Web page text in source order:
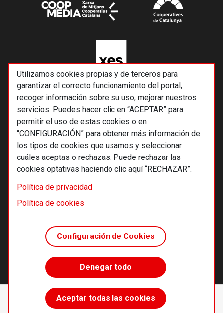
Utilizamos cookies propias y de terceros para
garantizar el correcto funcionamiento del portal,
recoger información sobre su uso, mejorar nuestros
servicios. Puedes hacer clic en “ACEPTAR” para
permitir el uso de estas cookies o en
“CONFIGURACIÓN” para obtener más información de
los tipos de cookies que usamos y seleccionar
cuáles aceptas o rechazas. Puede rechazar las
cookies optativas haciendo clic aquí “RECHAZAR”.
Política de privacidad
Política de cookies
Configuración de Cookies
Denegar todo
Aceptar todas las cookies
Accede sin límites
desde 55 €/año
Suscríbete
© 2026 Alternativas económicas SCCL
Footer
Términos y condiciones de uso
Política de cookies
Principios editoriales